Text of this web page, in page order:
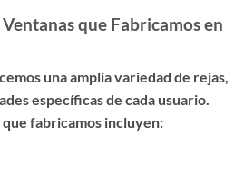
que Fabricamos en
una amplia variedad de rejas,
específicas de cada usuario.
fabricamos incluyen: